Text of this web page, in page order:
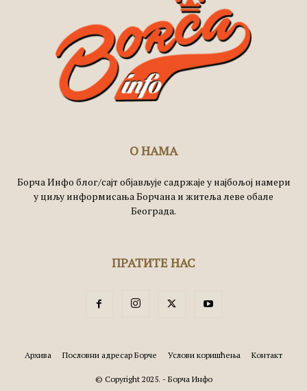
О НАМА
Борча Инфо блог/сајт објављује садржаје у најбољој намери
у циљу информисања Борчана и житеља леве обале
Београда.
ПРАТИТЕ НАС
Архива Пословни адресар Борче Услови коришћења Контакт
© Copyright 2025. - Борча Инфо